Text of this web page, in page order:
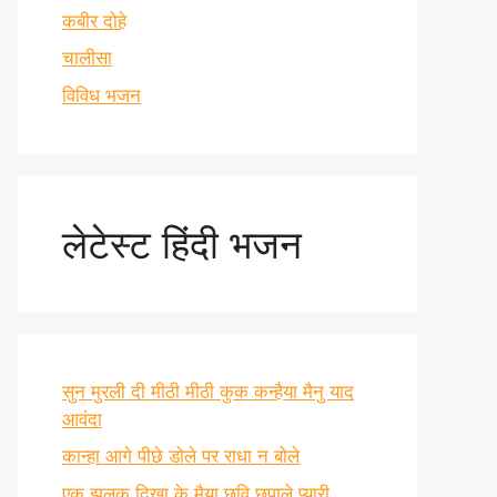
कबीर दोहे
चालीसा
विविध भजन
लेटेस्ट हिंदी भजन
सुन मुरली दी मीठी मीठी कुक कन्हैया मैनु याद
आवंदा
कान्हा आगे पीछे डोले पर राधा न बोले